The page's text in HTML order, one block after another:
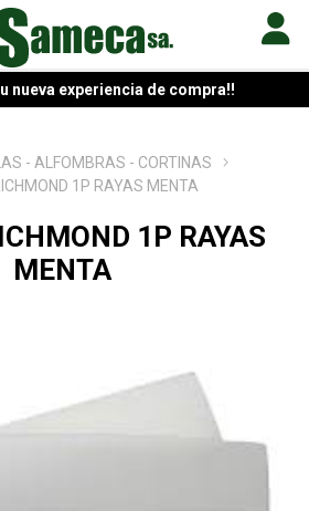
nueva experiencia de compra!!
- ALFOMBRAS - CORTINAS
1P RAYAS MENTA
1P RAYAS
MENTA